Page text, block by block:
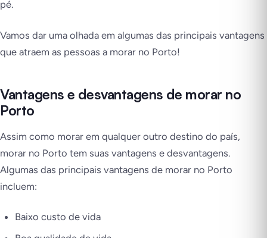
pé.
Vamos dar uma olhada em algumas das principais vantagens
que atraem as pessoas a morar no Porto!
Vantagens e desvantagens de morar no
Porto
Assim como morar em qualquer outro destino do país,
morar no Porto tem suas vantagens e desvantagens.
Algumas das principais vantagens de morar no Porto
incluem:
Baixo custo de vida